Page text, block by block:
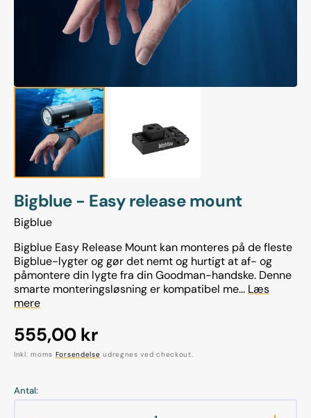
Bigblue - Easy release mount
Bigblue
Bigblue Easy Release Mount kan monteres på de fleste
Bigblue-lygter og gør det nemt og hurtigt at af- og
påmontere din lygte fra din Goodman-handske. Denne
smarte monteringsløsning er kompatibel me... Læs
mere
Normalpris
555,00 kr
Inkl. moms Forsendelse udregnes ved checkout.
Antal: